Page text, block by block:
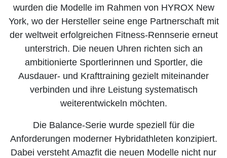
wurden die Modelle im Rahmen von HYROX New
York, wo der Hersteller seine enge Partnerschaft mit
der weltweit erfolgreichen Fitness-Rennserie erneut
unterstrich. Die neuen Uhren richten sich an
ambitionierte Sportlerinnen und Sportler, die
Ausdauer- und Krafttraining gezielt miteinander
verbinden und ihre Leistung systematisch
weiterentwickeln möchten.
Die Balance-Serie wurde speziell für die
Anforderungen moderner Hybridathleten konzipiert.
Dabei versteht Amazfit die neuen Modelle nicht nur